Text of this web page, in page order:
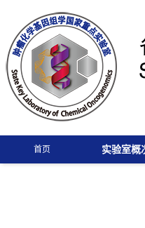
首页 实验室概